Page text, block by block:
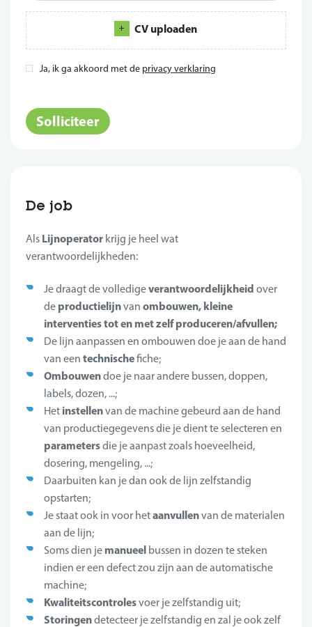
CV uploaden
Ja, ik ga akkoord met de privacy verklaring
Solliciteer
De job
Als Lijnoperator krijg je heel wat
verantwoordelijkheden:
Je draagt de volledigeverantwoordelijkheid over
de productielijnvan ombouwen, kleine
interventies tot en met zelf produceren/afvullen;
De lijn aanpassen en ombouwen doe je aan de hand
van een technischefiche;
Ombouwendoe je naar andere bussen, doppen,
labels, dozen, ...;
Het instellenvan de machine gebeurd aan de hand
van productiegegevens die je dient te selecteren en
parametersdie je aanpast zoals hoeveelheid,
dosering, mengeling, ...;
Daarbuiten kan je dan ook de lijn zelfstandig
opstarten;
Je staat ook in voor hetaanvullenvan de materialen
aan de lijn;
Soms dien je manueel bussen in dozen te steken
indien er een defect zou zijn aan de automatische
machine;
Kwaliteitscontrolesvoer je zelfstandig uit;
Storingendetecteer je zelfstandig en zal je ook zelf